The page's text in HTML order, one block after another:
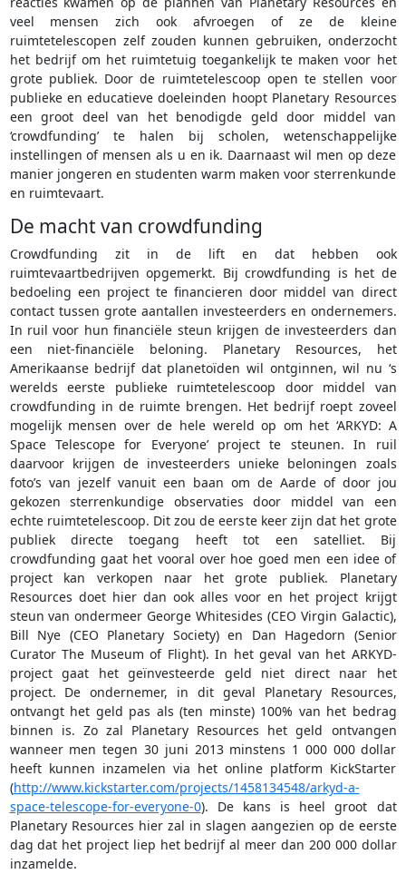
veel mensen zich ook afvroegen of ze de kleine
ruimtetelescopen zelf zouden kunnen gebruiken, onderzocht
het bedrijf om het ruimtetuig toegankelijk te maken voor het
grote publiek. Door de ruimtetelescoop open te stellen voor
publieke en educatieve doeleinden hoopt Planetary Resources
een groot deel van het benodigde geld door middel van
‘crowdfunding’ te halen bij scholen, wetenschappelijke
instellingen of mensen als u en ik. Daarnaast wil men op deze
manier jongeren en studenten warm maken voor sterrenkunde
en ruimtevaart.
De macht van crowdfunding
Crowdfunding zit in de lift en dat hebben ook
ruimtevaartbedrijven opgemerkt. Bij crowdfunding is het de
bedoeling een project te financieren door middel van direct
contact tussen grote aantallen investeerders en ondernemers.
In ruil voor hun financiële steun krijgen de investeerders dan
een niet-financiële beloning. Planetary Resources, het
Amerikaanse bedrijf dat planetoïden wil ontginnen, wil nu ‘s
werelds eerste publieke ruimtetelescoop door middel van
crowdfunding in de ruimte brengen. Het bedrijf roept zoveel
mogelijk mensen over de hele wereld op om het ‘ARKYD: A
Space Telescope for Everyone’ project te steunen. In ruil
daarvoor krijgen de investeerders unieke beloningen zoals
foto’s van jezelf vanuit een baan om de Aarde of door jou
gekozen sterrenkundige observaties door middel van een
echte ruimtetelescoop. Dit zou de eerste keer zijn dat het grote
publiek directe toegang heeft tot een satelliet. Bij
crowdfunding gaat het vooral over hoe goed men een idee of
project kan verkopen naar het grote publiek. Planetary
Resources doet hier dan ook alles voor en het project krijgt
steun van ondermeer George Whitesides (CEO Virgin Galactic),
Bill Nye (CEO Planetary Society) en Dan Hagedorn (Senior
Curator The Museum of Flight). In het geval van het ARKYD-
project gaat het geïnvesteerde geld niet direct naar het
project. De ondernemer, in dit geval Planetary Resources,
ontvangt het geld pas als (ten minste) 100% van het bedrag
binnen is. Zo zal Planetary Resources het geld ontvangen
wanneer men tegen 30 juni 2013 minstens 1 000 000 dollar
heeft kunnen inzamelen via het online platform KickStarter
(http://www.kickstarter.com/projects/1458134548/arkyd-a-
space-telescope-for-everyone-0). De kans is heel groot dat
Planetary Resources hier zal in slagen aangezien op de eerste
dag dat het project liep het bedrijf al meer dan 200 000 dollar
inzamelde.